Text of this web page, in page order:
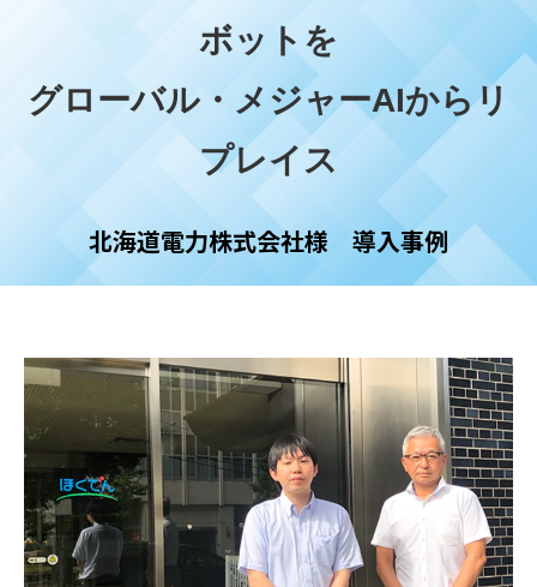
ボットを
グローバル・メジャーAIからリ
プレイス
北海道電力株式会社様 導入事例